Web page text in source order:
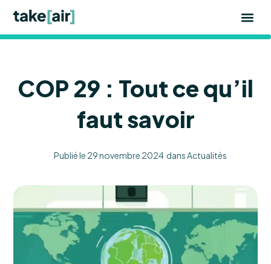
COP 29 : Tout ce qu’il
faut savoir
Publié le 29 novembre 2024 dansActualités